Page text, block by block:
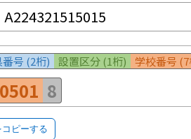
A224321515015
号 (2桁) 設置区分 (1桁) 学校番号
8
ピーする